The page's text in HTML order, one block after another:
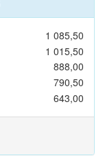
1 085,50
1 015,50
888,00
790,50
643,00